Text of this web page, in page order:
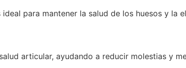
para mantener la salud de los huesos y la
articular, ayudando a reducir molestias y